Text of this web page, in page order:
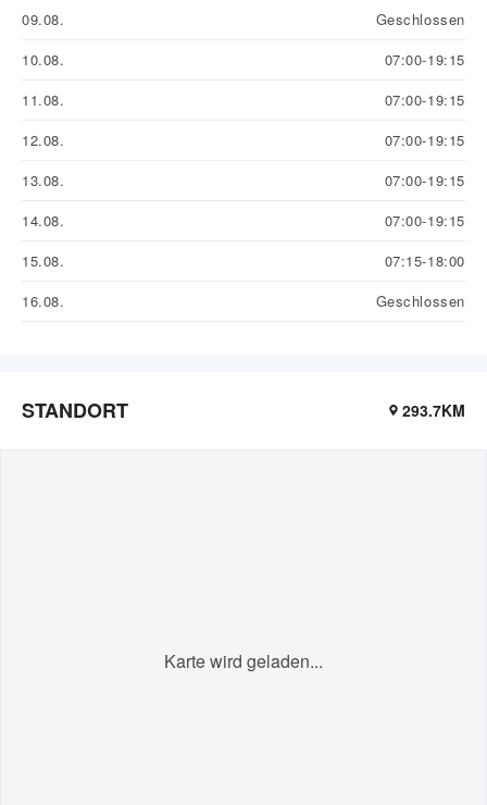
09.08.
Geschlossen
10.08.
07:00-19:15
11.08.
07:00-19:15
12.08.
07:00-19:15
13.08.
07:00-19:15
14.08.
07:00-19:15
15.08.
07:15-18:00
16.08.
Geschlossen
STANDORT 293.7KM
Karte wird geladen...